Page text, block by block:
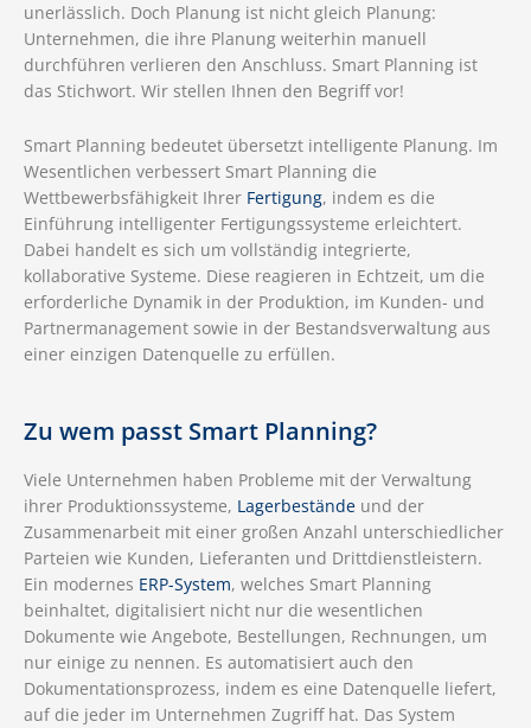
unerlässlich. Doch Planung ist nicht gleich Planung:
Unternehmen, die ihre Planung weiterhin manuell
durchführen verlieren den Anschluss. Smart Planning ist
das Stichwort. Wir stellen Ihnen den Begriff vor!
Smart Planning bedeutet übersetzt intelligente Planung. Im
Wesentlichen verbessert Smart Planning die
Wettbewerbsfähigkeit Ihrer Fertigung, indem es die
Einführung intelligenter Fertigungssysteme erleichtert.
Dabei handelt es sich um vollständig integrierte,
kollaborative Systeme. Diese reagieren in Echtzeit, um die
erforderliche Dynamik in der Produktion, im Kunden- und
Partnermanagement sowie in der Bestandsverwaltung aus
einer einzigen Datenquelle zu erfüllen.
Zu wem passt Smart Planning?
Viele Unternehmen haben Probleme mit der Verwaltung
ihrer Produktionssysteme, Lagerbestände und der
Zusammenarbeit mit einer großen Anzahl unterschiedlicher
Parteien wie Kunden, Lieferanten und Drittdienstleistern.
Ein modernes ERP-System, welches Smart Planning
beinhaltet, digitalisiert nicht nur die wesentlichen
Dokumente wie Angebote, Bestellungen, Rechnungen, um
nur einige zu nennen. Es automatisiert auch den
Dokumentationsprozess, indem es eine Datenquelle liefert,
auf die jeder im Unternehmen Zugriff hat. Das System